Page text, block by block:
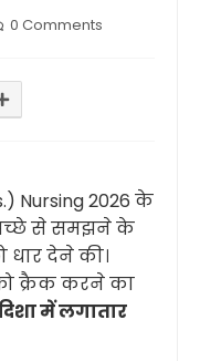
0 Comments
Nursing 2026 के
से समझने के
धार देने की।
क्रैक करने का
में लगातार